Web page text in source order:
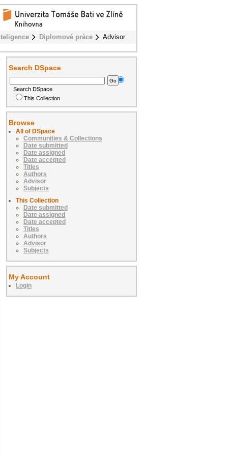
Diplomové práce Advisor
Search DSpace
Search DSpace
This Collection
Browse
All of DSpace
Communities & Collections
Date submitted
Date assigned
Date accepted
Titles
Authors
Advisor
Subjects
This Collection
Date submitted
Date assigned
Date accepted
Titles
Authors
Advisor
Subjects
My Account
Login